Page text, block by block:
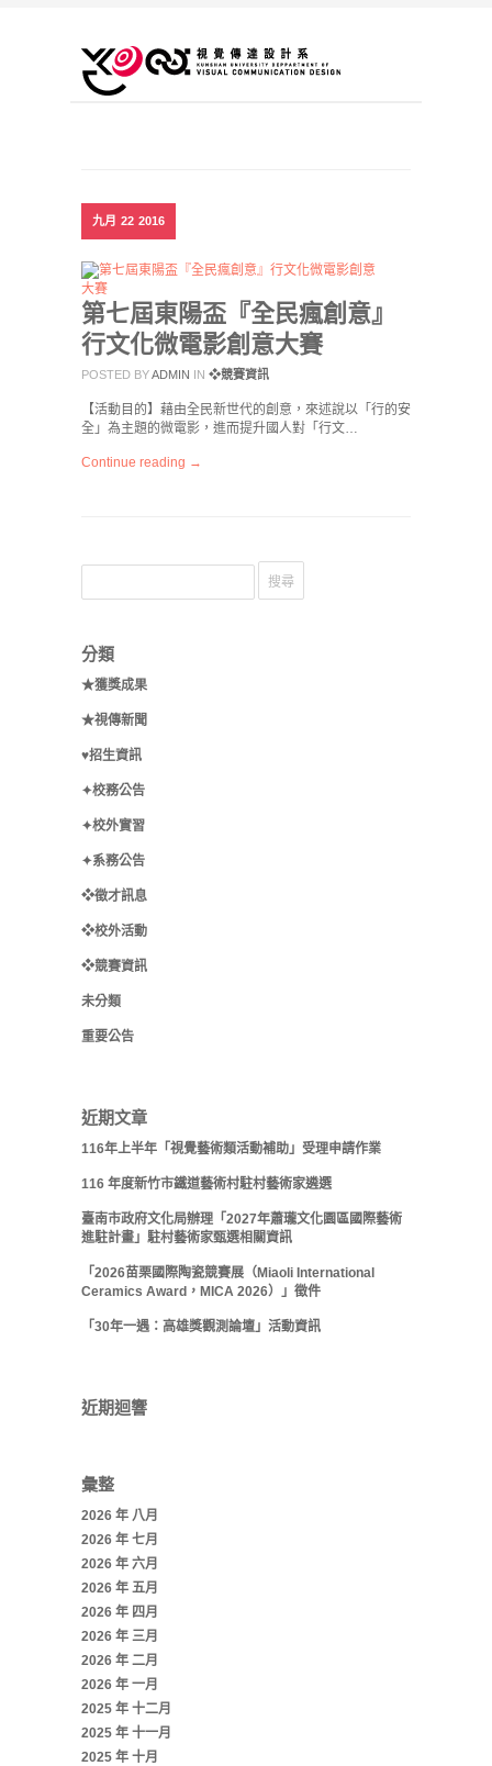
九月 22 2016
第七屆東陽盃『全民瘋創意』
行文化微電影創意大賽
POSTED BYADMIN IN ❖競賽資訊
【活動目的】藉由全民新世代的創意，來述說以「行的安
全」為主題的微電影，進而提升國人對「行文…
Continue reading →
分類
★獲獎成果
★視傳新聞
♥招生資訊
✦校務公告
✦校外實習
✦系務公告
❖徵才訊息
❖校外活動
❖競賽資訊
未分類
重要公告
近期文章
116年上半年「視覺藝術類活動補助」受理申請作業
116 年度新竹市鐵道藝術村駐村藝術家遴選
臺南市政府文化局辦理「2027年蕭瓏文化園區國際藝術
進駐計畫」駐村藝術家甄選相關資訊
「2026苗栗國際陶瓷競賽展（Miaoli International
Ceramics Award，MICA 2026）」徵件
「30年一遇：高雄獎觀測論壇」活動資訊
近期迴響
彙整
2026 年 八月
2026 年 七月
2026 年 六月
2026 年 五月
2026 年 四月
2026 年 三月
2026 年 二月
2026 年 一月
2025 年 十二月
2025 年 十一月
2025 年 十月